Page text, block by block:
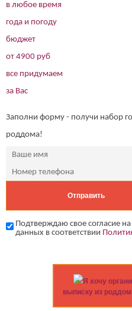
в любое время
года и погоду
бюджет
от 4900 руб
все придумаем
за Вас
Заполни форму - получи набор
роддома!
Подтверждаю свое согласие
данных в соответствии
Я хочу
выписку из